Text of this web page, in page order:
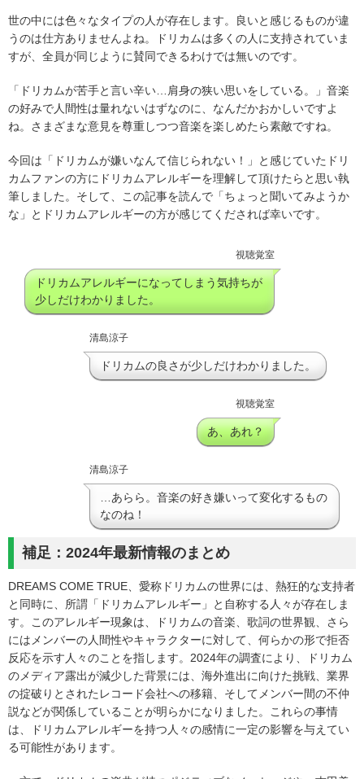
世の中には色々なタイプの人が存在します。良いと感じるものが違
うのは仕方ありませんよね。ドリカムは多くの人に支持されていま
すが、全員が同じように賛同できるわけでは無いのです。
「ドリカムが苦手と言い辛い…肩身の狭い思いをしている。」音楽
の好みで人間性は量れないはずなのに、なんだかおかしいですよ
ね。さまざまな意見を尊重しつつ音楽を楽しめたら素敵ですね。
今回は「ドリカムが嫌いなんて信じられない！」と感じていたドリ
カムファンの方にドリカムアレルギーを理解して頂けたらと思い執
筆しました。そして、この記事を読んで「ちょっと聞いてみようか
な」とドリカムアレルギーの方が感じてくだされば幸いです。
視聴覚室
ドリカムアレルギーになってしまう気持ちが
少しだけわかりました。
清島涼子
ドリカムの良さが少しだけわかりました。
視聴覚室
あ、あれ？
清島涼子
…あらら。音楽の好き嫌いって変化するもの
なのね！
補足：2024年最新情報のまとめ
DREAMS COME TRUE、愛称ドリカムの世界には、熱狂的な支持者
と同時に、所謂「ドリカムアレルギー」と自称する人々が存在しま
す。このアレルギー現象は、ドリカムの音楽、歌詞の世界観、さら
にはメンバーの人間性やキャラクターに対して、何らかの形で拒否
反応を示す人々のことを指します。2024年の調査により、ドリカム
のメディア露出が減少した背景には、海外進出に向けた挑戦、業界
の掟破りとされたレコード会社への移籍、そしてメンバー間の不仲
説などが関係していることが明らかになりました。これらの事情
は、ドリカムアレルギーを持つ人々の感情に一定の影響を与えてい
る可能性があります。